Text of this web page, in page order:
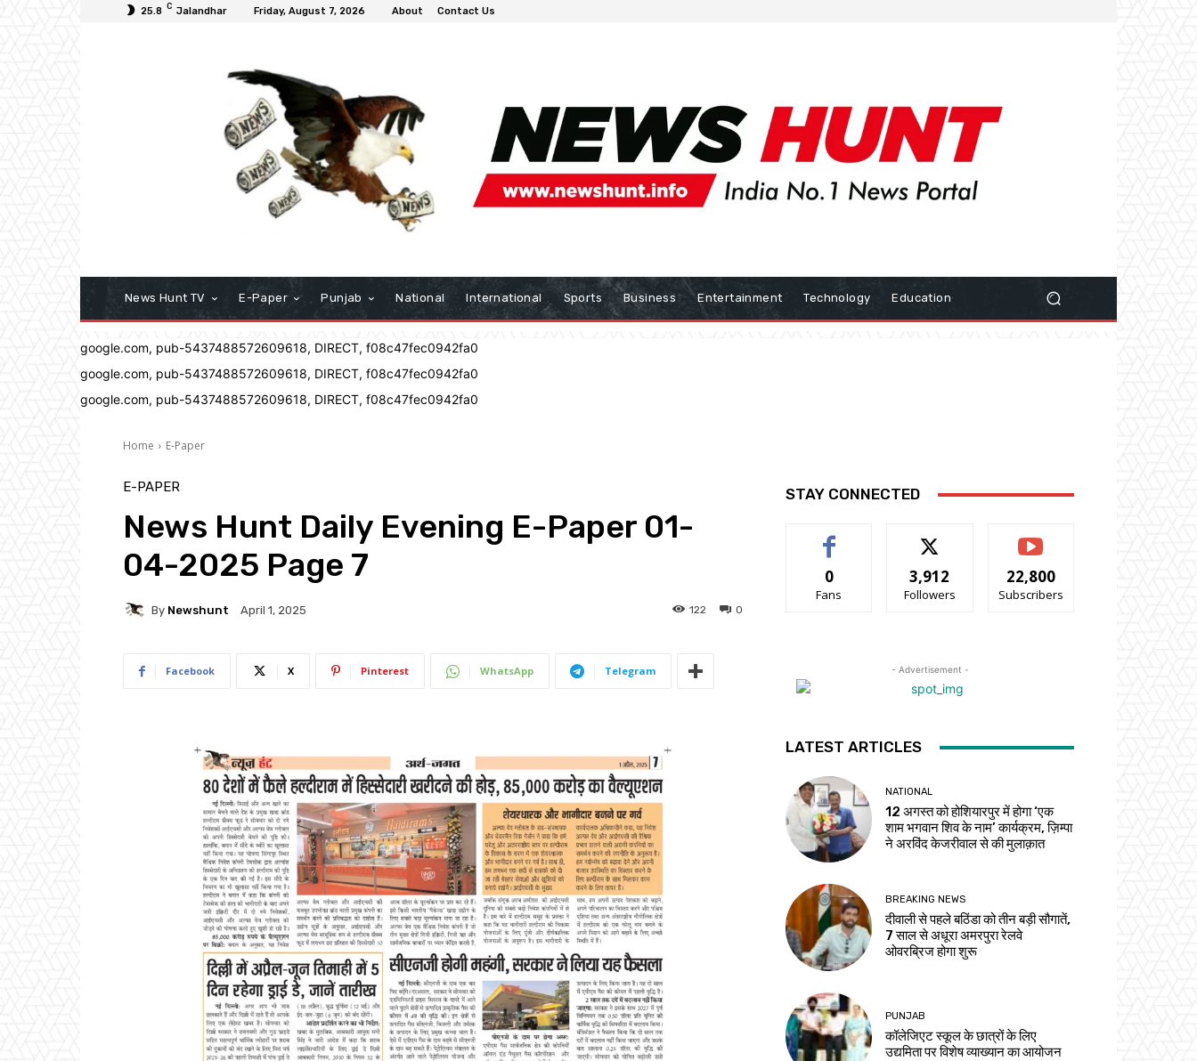
25.8 C Jalandhar Friday, August 7, 2026 About Contact Us
News Hunt TV E-Paper Punjab National International Sports Business Entertainment Technology Education
google.com, pub-5437488572609618, DIRECT, f08c47fec0942fa0
google.com, pub-5437488572609618, DIRECT, f08c47fec0942fa0
google.com, pub-5437488572609618, DIRECT, f08c47fec0942fa0
Home E-Paper
E-PAPER
News Hunt Daily Evening E-Paper 01-
04-2025 Page 7
By Newshunt April 1, 2025 0
122
Facebook X Pinterest WhatsApp Telegram
STAY CONNECTED
0
Fans
3,912
Followers
22,800
Subscribers
- Advertisement -
LATEST ARTICLES
NATIONAL
12 अगस्त को होशियारपुर में होगा ‘एक
शाम भगवान शिव के नाम’ कार्यक्रम, ज़िम्पा
ने अरविंद केजरीवाल से की मुलाक़ात
BREAKING NEWS
दीवाली से पहले बठिंडा को तीन बड़ी सौगातें,
7 साल से अधूरा अमरपुरा रेलवे
ओवरब्रिज होगा शुरू
PUNJAB
कॉलेजिएट स्कूल के छात्रों के लिए
उद्यमिता पर विशेष व्याख्यान का आयोजन